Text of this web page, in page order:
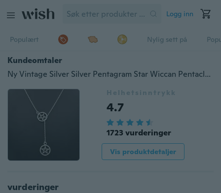
Logg inn
Populært Nylig sett på
Kundeomtaler
Ny Vintage Silver Silver Pentagram Star Wiccan Pentacle Cross Lariat Anheng Justerbar kjede smykkegave til kvinner menn
Helhetsinntrykk
4.7
1723 vurderinger
Vis produktdetaljer
vurderinger